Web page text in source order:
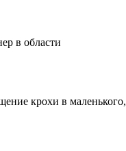
в области
крохи в маленького,